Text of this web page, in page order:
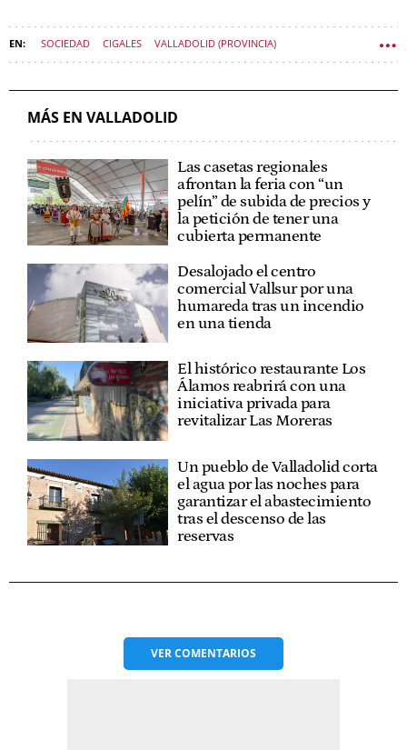
SOCIEDAD CIGALES VALLADOLID (PROVINCIA)
MÁS EN VALLADOLID
Las casetas regionales
afrontan la feria con “un
pelín” de subida de precios y
la petición de tener una
cubierta permanente
Desalojado el centro
comercial Vallsur por una
humareda tras un incendio
en una tienda
El histórico restaurante Los
Álamos reabrirá con una
iniciativa privada para
revitalizar Las Moreras
Un pueblo de Valladolid corta
el agua por las noches para
garantizar el abastecimiento
tras el descenso de las
reservas
VERCOMENTARIOS